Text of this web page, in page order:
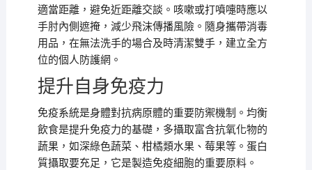
適當距離，避免近距離交談。咳嗽或打噴嚏時應以
手肘內側遮掩，減少飛沫傳播風險。隨身攜帶消毒
用品，在無法洗手的場合及時清潔雙手，建立全方
位的個人防護網。
提升自身免疫力
免疫系統是身體對抗病原體的重要防禦機制。均衡
飲食是提升免疫力的基礎，多攝取富含抗氧化物的
蔬果，如深綠色蔬菜、柑橘類水果、莓果等。蛋白
質攝取要充足，它是製造免疫細胞的重要原料。